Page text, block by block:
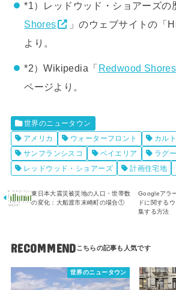
*1）レッドウッド・ショアーズの
Shores
」のウェブサイトの「
より。
*2）Wikipedia「 Redwood
ページより。
世界のニュータウン
アメリカ
ウォーターフロント
カル
サンフランシスコ
ベイエリア
ラグ
レッドウッド・ショアーズ
計画住宅地
東日本大震災被災地の人口・世帯数
の変化：大船渡市末崎町の場合①
Googleアラ
ドに関する
集する方法
RECOMMEND
世界のニュータウン